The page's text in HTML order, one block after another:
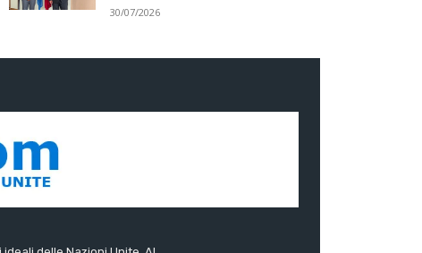
30/07/2026